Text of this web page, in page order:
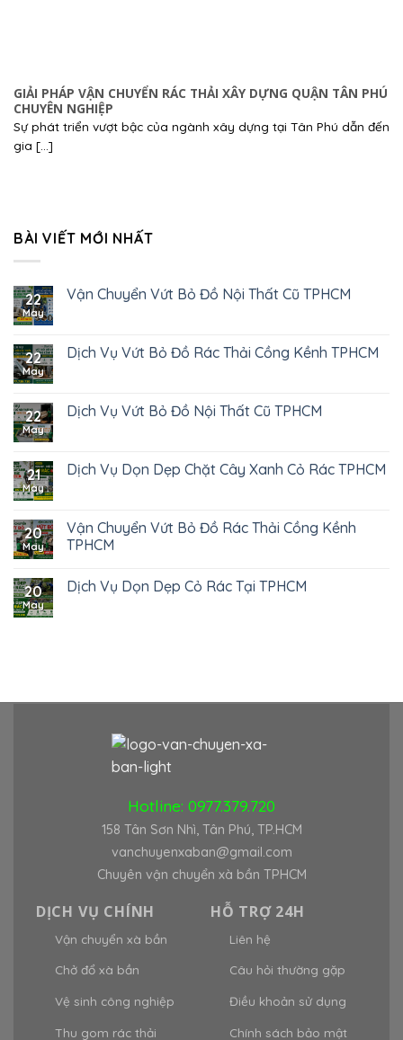
GIẢI PHÁP VẬN CHUYỂN RÁC THẢI XÂY DỰNG QUẬN TÂN PHÚ
CHUYÊN NGHIỆP
Sự phát triển vượt bậc của ngành xây dựng tại Tân Phú dẫn đến
gia [...]
BÀI VIẾT MỚI NHẤT
22
May
Vận Chuyển Vứt Bỏ Đồ Nội Thất Cũ TPHCM
22
May
Dịch Vụ Vứt Bỏ Đồ Rác Thải Cồng Kềnh TPHCM
22
May
Dịch Vụ Vứt Bỏ Đồ Nội Thất Cũ TPHCM
21
May
Dịch Vụ Dọn Dẹp Chặt Cây Xanh Cỏ Rác TPHCM
20
May
Vận Chuyển Vứt Bỏ Đồ Rác Thải Cồng Kềnh
TPHCM
20
May
Dịch Vụ Dọn Dẹp Cỏ Rác Tại TPHCM
Hotline: 0977.379.720
158 Tân Sơn Nhì, Tân Phú, TP.HCM
vanchuyenxaban@gmail.com
Chuyên vận chuyển xà bần TPHCM
DỊCH VỤ CHÍNH
Vận chuyển xà bần
Chở đổ xà bần
Vệ sinh công nghiệp
Thu gom rác thải
HỖ TRỢ 24H
Liên hệ
Câu hỏi thường gặp
Điều khoản sử dụng
Chính sách bảo mật